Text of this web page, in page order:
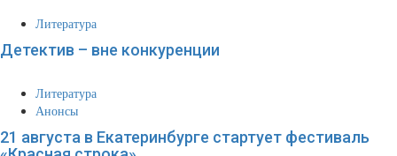
Литература
Детектив – вне конкуренции
Литература
Анонсы
21 августа в Екатеринбурге стартует фестиваль